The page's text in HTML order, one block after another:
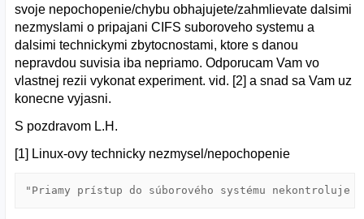
svoje nepochopenie/chybu obhajujete/zahmlievate dalsimi
nezmyslami o pripajani CIFS suboroveho systemu a
dalsimi technickymi zbytocnostami, ktore s danou
nepravdou suvisia iba nepriamo. Odporucam Vam vo
vlastnej rezii vykonat experiment. vid. [2] a snad sa Vam uz
konecne vyjasni.
S pozdravom L.H.
[1] Linux-ovy technicky nezmysel/nepochopenie